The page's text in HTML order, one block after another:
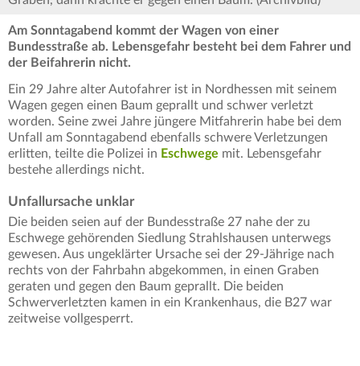
Am Sonntagabend kommt der Wagen von einer
Bundesstraße ab. Lebensgefahr besteht bei dem Fahrer und
der Beifahrerin nicht.
Ein 29 Jahre alter Autofahrer ist in Nordhessen mit seinem
Wagen gegen einen Baum geprallt und schwer verletzt
worden. Seine zwei Jahre jüngere Mitfahrerin habe bei dem
Unfall am Sonntagabend ebenfalls schwere Verletzungen
erlitten, teilte die Polizei in Eschwege mit. Lebensgefahr
bestehe allerdings nicht.
Unfallursache unklar
Die beiden seien auf der Bundesstraße 27 nahe der zu
Eschwege gehörenden Siedlung Strahlshausen unterwegs
gewesen. Aus ungeklärter Ursache sei der 29-Jährige nach
rechts von der Fahrbahn abgekommen, in einen Graben
geraten und gegen den Baum geprallt. Die beiden
Schwerverletzten kamen in ein Krankenhaus, die B27 war
zeitweise vollgesperrt.